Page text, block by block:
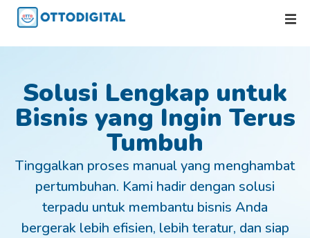
Solusi Lengkap untuk
Bisnis yang Ingin Terus
Tumbuh
Tinggalkan proses manual yang menghambat
pertumbuhan. Kami hadir dengan solusi
terpadu untuk membantu bisnis Anda
bergerak lebih efisien, lebih teratur, dan siap